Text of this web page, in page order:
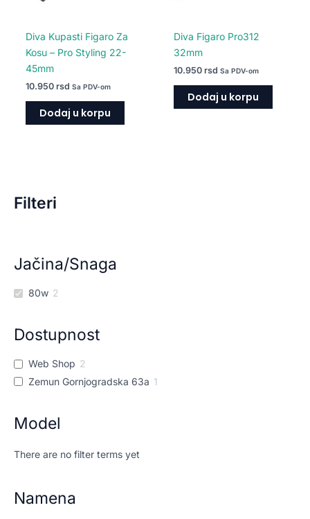
Filteri
Jačina/Snaga
80w 2
Dostupnost
Web Shop 2
Zemun Gornjogradska 63a 1
Model
There are no filter terms yet
Namena
Diva Kupasti Figaro Za
Kosu – Pro Styling 22-
45mm
10.950 rsd Sa PDV-om
Dodaj u korpu
Diva Figaro Pro312
32mm
10.950 rsd Sa PDV-om
Dodaj u korpu